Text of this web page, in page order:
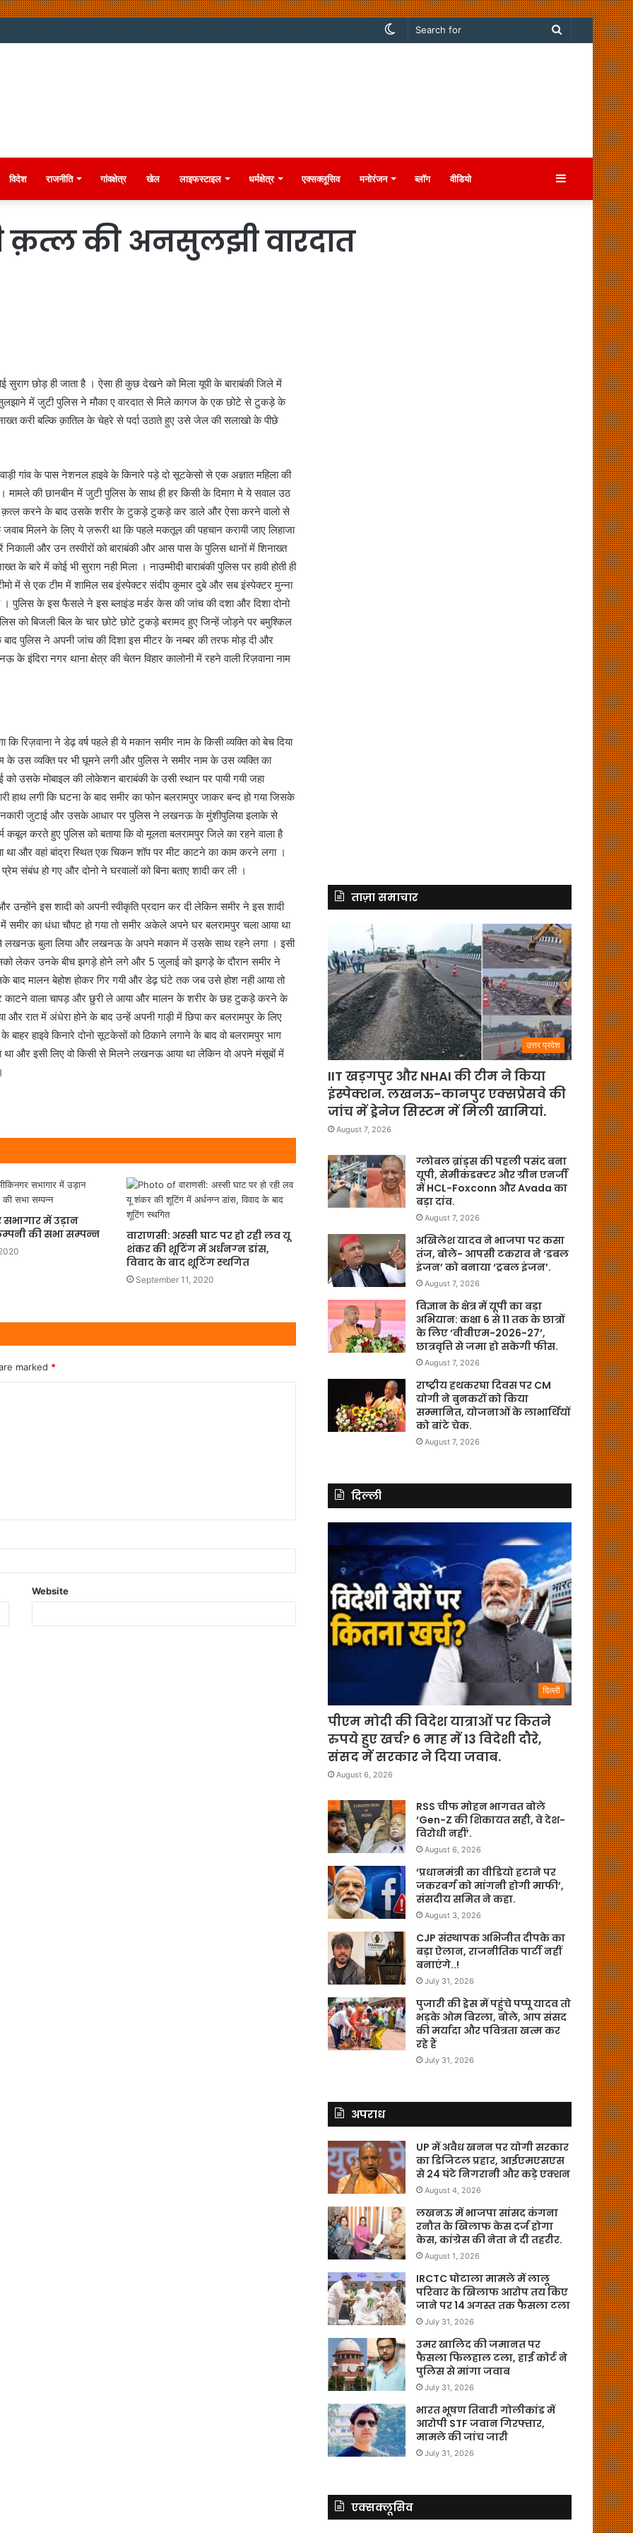
Search
Switch
विदेश राजनीति गांवक्षेत्र खेल लाइफस्टाइल धर्मक्षेत्र एक्सक्लूसिव मनोरंजन ब्लॉग वीडियो Sidebar
क़त्ल की अनसुलझी वारदात
सुराग छोड़ ही जाता है । ऐसा ही कुछ देखने को मिला यूपी के बाराबंकी जिले में
सुलझाने में जुटी पुलिस ने मौका ए वारदात से मिले कागज के एक छोटे से टुकड़े के
करी बल्कि क़ातिल के चेहरे से पर्दा उठाते हुए उसे जेल की सलाखो के पीछे
गांव के पास नेशनल हाइवे के किनारे पड़े दो सूटकेसो से एक अज्ञात महिला की
की छानबीन में जुटी पुलिस के साथ ही हर किसी के दिमाग मे ये सवाल उठ
क़त्ल करने के बाद उसके शरीर के टुकड़े टुकड़े कर डाले और ऐसा करने वालो से
मिलने के लिए ये ज़रूरी था कि पहले मकतूल की पहचान करायी जाए लिहाजा
और उन तस्वीरों को बाराबंकी और आस पास के पुलिस थानों में शिनाख्त
में कोई भी सुराग नही मिला । नाउम्मीदी बाराबंकी पुलिस पर हावी होती ही
में से एक टीम में शामिल सब इंस्पेक्टर संदीप कुमार दुबे और सब इंस्पेक्टर मुन्ना
पुलिस के इस फैसले ने इस ब्लाइंड मर्डर केस की जांच की दशा और दिशा दोनो
को बिजली बिल के चार छोटे छोटे टुकड़े बरामद हुए जिन्हें जोड़ने पर बमुश्किल
पुलिस ने अपनी जांच की दिशा इस मीटर के नम्बर की तरफ मोड़ दी और
इंदिरा नगर थाना क्षेत्र की चेतन विहार कालोनी में रहने वाली रिज़वाना नाम
रिज़वाना ने डेढ़ वर्ष पहले ही ये मकान समीर नाम के किसी व्यक्ति को बेच दिया
उस व्यक्ति पर भी घूमने लगी और पुलिस ने समीर नाम के उस व्यक्ति का
उसके मोबाइल की लोकेशन बाराबंकी के उसी स्थान पर पायी गयी जहा
लगी कि घटना के बाद समीर का फोन बलरामपुर जाकर बन्द हो गया जिसके
जुटाई और उसके आधार पर पुलिस ने लखनऊ के मुंशीपुलिया इलाके से
करते हुए पुलिस को बताया कि वो मूलता बलरामपुर जिले का रहने वाला है
और वहां बांद्रा स्थित एक चिकन शॉप पर मीट काटने का काम करने लगा ।
संबंध हो गए और दोनो ने घरवालों को बिना बताए शादी कर ली ।
उन्होंने इस शादी को अपनी स्वीकृति प्रदान कर दी लेकिन समीर ने इस शादी
समीर का धंधा चौपट हो गया तो समीर अकेले अपने घर बलरामपुर चला आया था
लखनऊ बुला लिया और लखनऊ के अपने मकान में उसके साथ रहने लगा । इसी
लेकर उनके बीच झगड़े होने लगे और 5 जुलाई को झगड़े के दौरान समीर ने
मालन बेहोश होकर गिर गयी और डेढ़ घंटे तक जब उसे होश नही आया तो
काटने वाला चापड़ और छुरी ले आया और मालन के शरीर के छह टुकड़े करने के
रात में अंधेरा होने के बाद उन्हें अपनी गाड़ी में छिपा कर बलरामपुर के लिए
हाइवे किनारे दोनो सूटकेसों को ठिकाने लगाने के बाद वो बलरामपुर भाग
और इसी लिए वो किसी से मिलने लखनऊ आया था लेकिन वो अपने मंसूबों में
में उड़ान
की सभा सम्पन्न
वाराणसी: अस्‍सी घाट पर हो रही लव यू
शंकर की शूटिंग में अर्धनग्‍न डांस,
वि‍वाद के बाद शूटिंग स्‍थगि‍त
September 11, 2020
marked *
Website
ताज़ा समाचार
उत्तर प्रदेश
IIT खड़गपुर और NHAI की टीम ने किया
इंस्पेक्शन. लखनऊ-कानपुर एक्सप्रेसवे की
जांच में ड्रेनेज सिस्टम में मिली खामियां.
August 7, 2026
ग्लोबल ब्रांड्स की पहली पसंद बना
यूपी, सेमीकंडक्टर और ग्रीन एनर्जी
में HCL-Foxconn और Avada का
बड़ा दांव.
August 7, 2026
अखिलेश यादव ने भाजपा पर कसा
तंज, बोले- आपसी टकराव ने ‘डबल
इंजन’ को बनाया ‘ट्रबल इंजन’.
August 7, 2026
विज्ञान के क्षेत्र में यूपी का बड़ा
अभियान: कक्षा 6 से 11 तक के छात्रों
के लिए ‘वीवीएम-2026-27’,
छात्रवृत्ति से जमा हो सकेगी फीस.
August 7, 2026
राष्ट्रीय हथकरघा दिवस पर CM
योगी ने बुनकरों को किया
सम्मानित, योजनाओं के लाभार्थियों
को बांटे चेक.
August 7, 2026
दिल्ली
दिल्ली
पीएम मोदी की विदेश यात्राओं पर कितने
रुपये हुए खर्च? 6 माह में 13 विदेशी दौरे,
संसद में सरकार ने दिया जवाब.
August 6, 2026
RSS चीफ मोहन भागवत बोले
‘Gen-Z की शिकायत सही, वे देश-
विरोधी नहीं’.
August 6, 2026
‘प्रधानमंत्री का वीडियो हटाने पर
जकरबर्ग को मांगनी होगी माफी’,
संसदीय समित ने कहा.
August 3, 2026
CJP संस्थापक अभिजीत दीपके का
बड़ा ऐलान, राजनीतिक पार्टी नहीं
बनाएंगे..!
July 31, 2026
पुजारी की ड्रेस में पहुंचे पप्पू यादव तो
भड़के ओम बिरला, बोले, आप संसद
की मर्यादा और पवित्रता खत्म कर
रहे हैं
July 31, 2026
अपराध
UP में अवैध खनन पर योगी सरकार
का डिजिटल प्रहार, आईएमएसएस
से 24 घंटे निगरानी और कड़े एक्शन
August 4, 2026
लखनऊ में भाजपा सांसद कंगना
रनौत के खिलाफ केस दर्ज होगा
केस, कांग्रेस की नेता ने दी तहरीर.
August 1, 2026
IRCTC घोटाला मामले में लालू
परिवार के खिलाफ आरोप तय किए
जाने पर 14 अगस्त तक फैसला टला
July 31, 2026
उमर खालिद की जमानत पर
फैसला फिलहाल टला, हाई कोर्ट ने
पुलिस से मांगा जवाब
July 31, 2026
भारत भूषण तिवारी गोलीकांड में
आरोपी STF जवान गिरफ्तार,
मामले की जांच जारी
July 31, 2026
एक्सक्लूसिव